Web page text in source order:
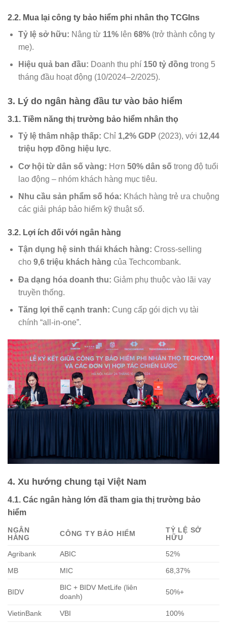
2.2. Mua lại công ty bảo hiểm phi nhân thọ TCGIns
Tỷ lệ sở hữu: Nâng từ 11%lên 68%(trở thành công ty
mẹ).
Hiệu quả ban đầu: Doanh thu phí 150 tỷ đồng trong 5
tháng đầu hoạt động (10/2024–2/2025).
3. Lý do ngân hàng đầu tư vào bảo hiểm
3.1. Tiềm năng thị trường bảo hiểm nhân thọ
Tỷ lệ thâm nhập thấp: Chỉ 1,2% GDP (2023), với 12,44
triệu hợp đồng hiệu lực.
Cơ hội từ dân số vàng: Hơn 50% dân số trong độ tuổi
lao động – nhóm khách hàng mục tiêu.
Nhu cầu sản phẩm số hóa: Khách hàng trẻ ưa chuộng
các giải pháp bảo hiểm kỹ thuật số.
3.2. Lợi ích đối với ngân hàng
Tận dụng hệ sinh thái khách hàng: Cross-selling
cho 9,6 triệu khách hàng của Techcombank.
Đa dạng hóa doanh thu: Giảm phụ thuộc vào lãi vay
truyền thống.
Tăng lợi thế cạnh tranh: Cung cấp gói dịch vụ tài
chính “all-in-one”.
4. Xu hướng chung tại Việt Nam
4.1. Các ngân hàng lớn đã tham gia thị trường bảo
hiểm
NGÂN
HÀNG
CÔNG TY BẢO HIỂM
TỶ LỆ SỞ
HỮU
Agribank
ABIC 52%
MB MIC 68,37%
BIDV
BIC + BIDV MetLife (liên
doanh)
50%+
VietinBank VBI 100%